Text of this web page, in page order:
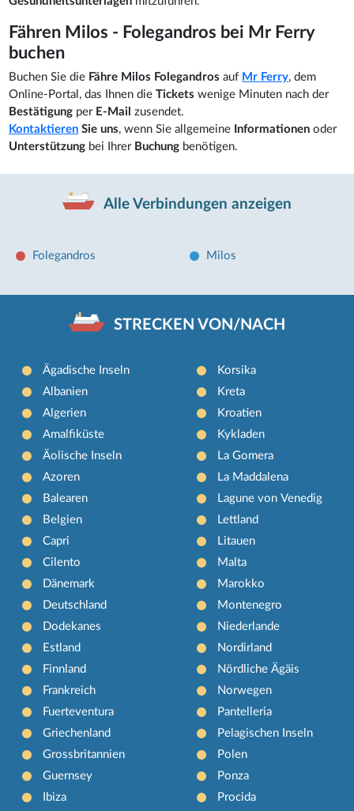
Fähren Milos - Folegandros bei Mr Ferry
buchen
Buchen Sie die Fähre Milos Folegandros auf Mr Ferry, dem
Online-Portal, das Ihnen dieTicketswenige Minuten nach der
Bestätigung per E-Mail zusendet.
Kontaktieren Sie uns, wenn Sie allgemeine Informationenoder
Unterstützung bei Ihrer Buchung benötigen.
Alle Verbindungen anzeigen
Folegandros Milos
STRECKEN VON/NACH
Ägadische Inseln
Albanien
Algerien
Amalfiküste
Äolische Inseln
Azoren
Balearen
Belgien
Capri
Cilento
Dänemark
Deutschland
Dodekanes
Estland
Finnland
Frankreich
Fuerteventura
Griechenland
Grossbritannien
Guernsey
Ibiza
Korsika
Kreta
Kroatien
Kykladen
La Gomera
La Maddalena
Lagune von Venedig
Lettland
Litauen
Malta
Marokko
Montenegro
Niederlande
Nordirland
Nördliche Ägäis
Norwegen
Pantelleria
Pelagischen Inseln
Polen
Ponza
Procida